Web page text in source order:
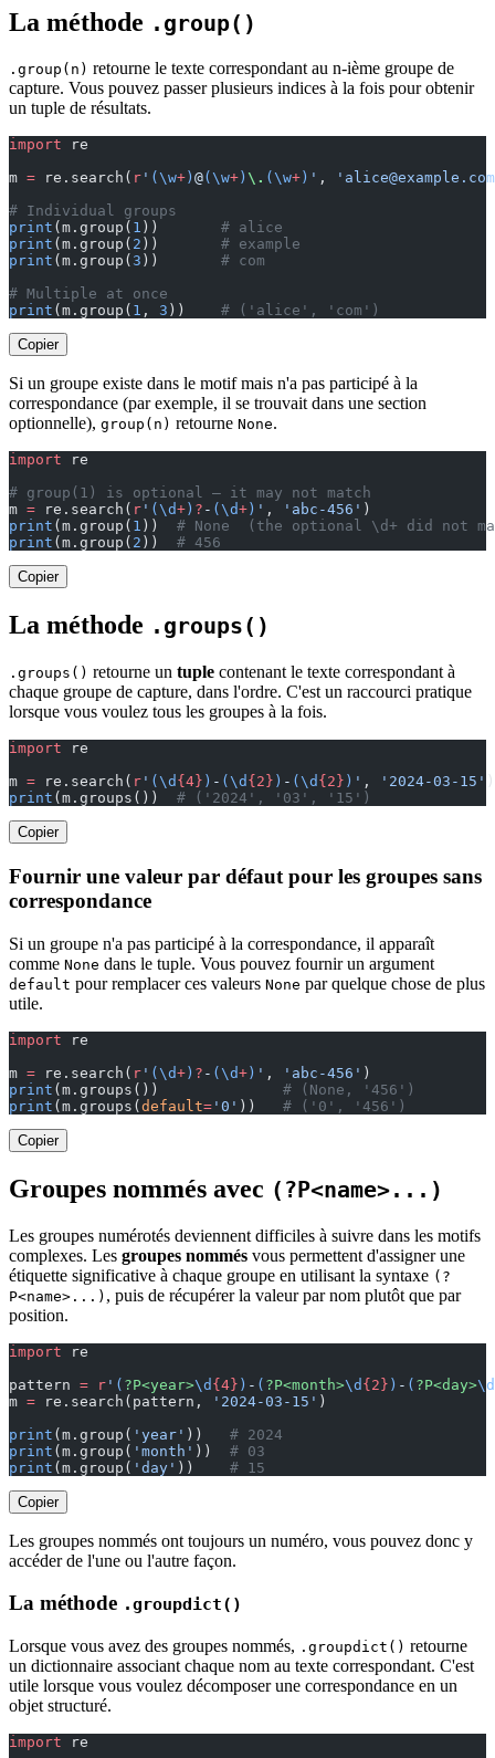
La méthode .group()
.group(n) retourne le texte correspondant au n-ième groupe de
capture. Vous pouvez passer plusieurs indices à la fois pour obtenir
un tuple de résultats.
import re
m = re.search( r ' (\w+ ) @(\w+ ) \. (\w+ ) ' , ' alice@example.com
# Individual groups
print (m.group( 1 )) # alice
print (m.group( 2 )) # example
print (m.group( 3 )) # com
# Multiple at once
print (m.group( 1 , 3 )) # ('alice', 'com')
Copier
Si un groupe existe dans le motif mais n'a pas participé à la
correspondance (par exemple, il se trouvait dans une section
optionnelle), group(n) retourne None.
import re
# group(1) is optional — it may not match
m = re.search( r ' (\d+ ) ? - (\d+ ) ' , 'abc-456' )
print (m.group( 1 )) # None  (the optional \d+ did not
print (m.group( 2 )) # 456
Copier
La méthode .groups()
.groups() retourne un tuple contenant le texte correspondant à
chaque groupe de capture, dans l'ordre. C'est un raccourci pratique
lorsque vous voulez tous les groupes à la fois.
import re
m = re.search( r ' (\d {4} ) - (\d {2} ) - (\d {2} ) ' , '2024-03-15' )
print (m.groups()) # ('2024', '03', '15')
Copier
Fournir une valeur par défaut pour les groupes sans
correspondance
Si un groupe n'a pas participé à la correspondance, il apparaît
comme None dans le tuple. Vous pouvez fournir un argument
default pour remplacer ces valeurs None par quelque chose de plus
utile.
import re
m = re.search( r ' (\d+) ? - (\d+) ' , 'abc-456' )
print (m.groups()) # (None, '456')
print (m.groups(default= '0' )) # ('0', '456')
Copier
Groupes nommés avec (?P<name>...)
Les groupes numérotés deviennent difficiles à suivre dans les motifs
complexes. Les groupes nommés vous permettent d'assigner une
étiquette significative à chaque groupe en utilisant la syntaxe (?
P<name>...) , puis de récupérer la valeur par nom plutôt que par
position.
import re
pattern = r ' ( ?P<year>\d {4} ) - ( ?P<month>\d {2} ) - ( ?P<day>\d
m = re.search(pattern, '2024-03-15' )
print (m.group( 'year' )) # 2024
print (m.group( 'month' )) # 03
print (m.group( 'day' )) # 15
Copier
Les groupes nommés ont toujours un numéro, vous pouvez donc y
accéder de l'une ou l'autre façon.
La méthode .groupdict()
Lorsque vous avez des groupes nommés, .groupdict() retourne
un dictionnaire associant chaque nom au texte correspondant. C'est
utile lorsque vous voulez décomposer une correspondance en un
objet structuré.
import re